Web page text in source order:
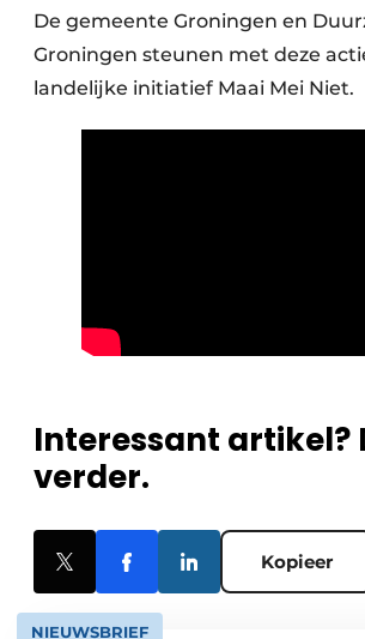
De gemeente Groningen en
Groningen steunen met deze
landelijke initiatief Maai Mei Niet.
Interessant artikel?
verder.
Kopieer
NIEUWSBRIEF